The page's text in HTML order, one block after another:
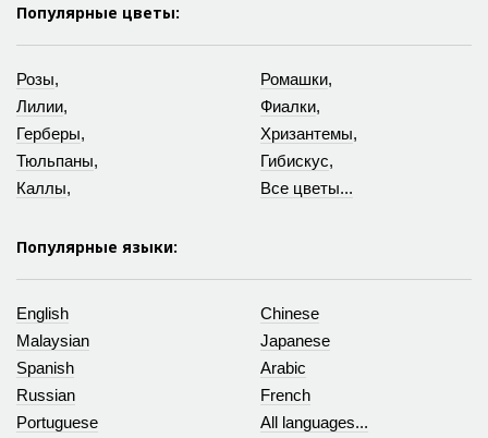
Популярные цветы:
Розы,
Лилии,
Герберы,
Тюльпаны,
Каллы,
Ромашки,
Фиалки,
Хризантемы,
Гибискус,
Все цветы...
Популярные языки:
English
Malaysian
Chinese
Japanese
Spanish
Russian
Arabic
French
Portuguese
All languages...